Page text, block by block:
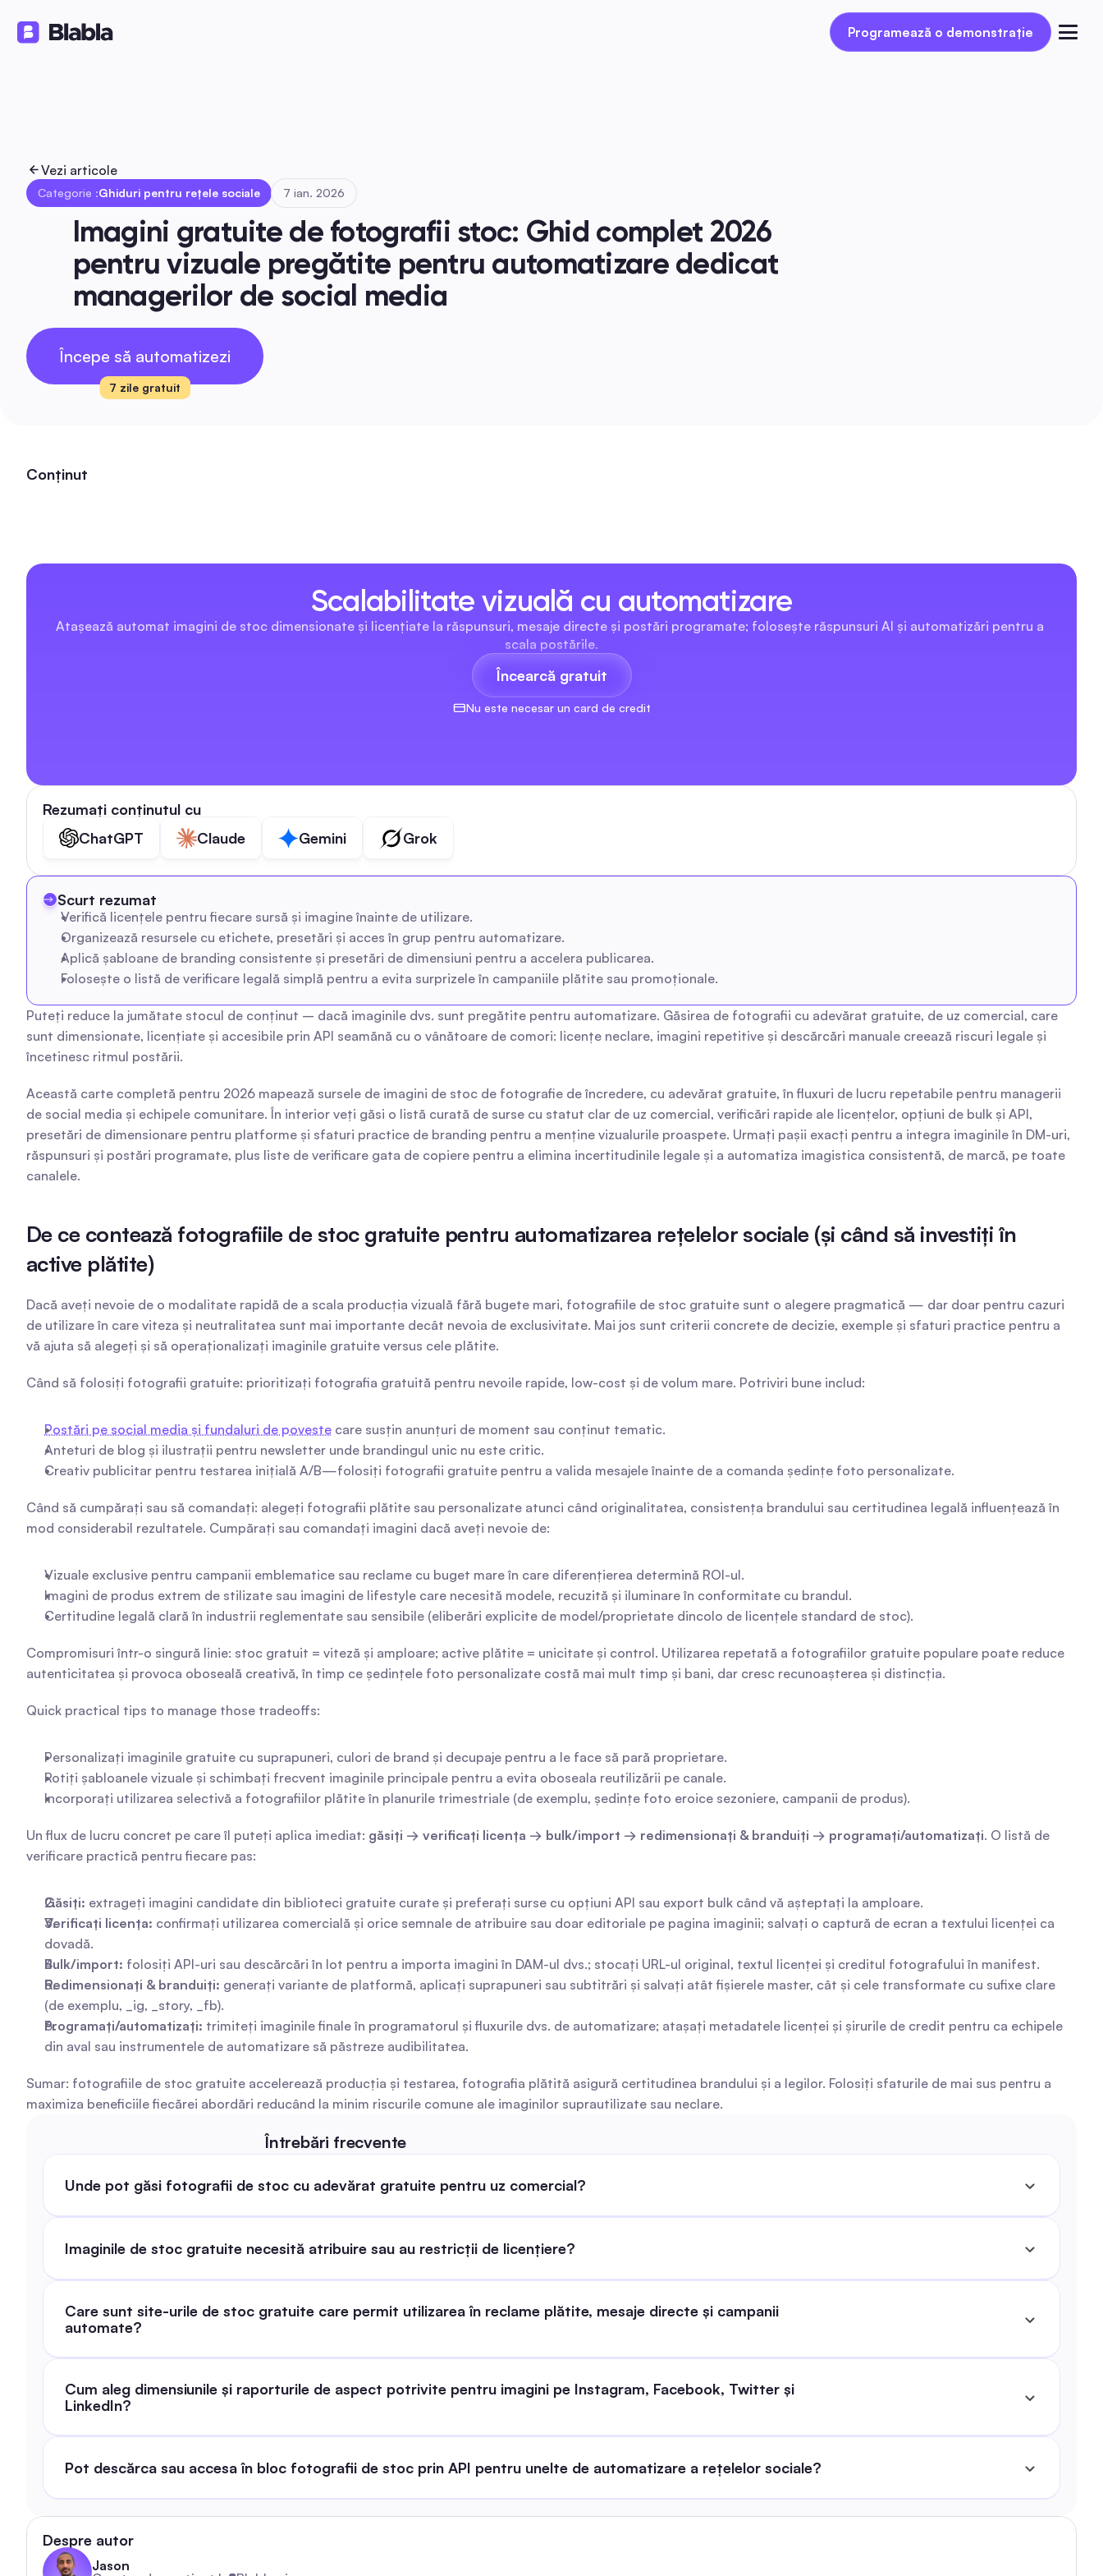
Programează o demonstrație
Programează o demonstrație
Vezi articole
Categorie :Ghiduri pentru rețele sociale 7 ian. 2026
Imagini gratuite de fotografii stoc: Ghid complet 2026
pentru vizuale pregătite pentru automatizare dedicat
managerilor de social media
Începe să automatizezi
7 zile gratuit
Conținut
Rezumați conținutul cu
ChatGPT
Claude Gemini Grok
Scurt rezumat
Verifică licențele pentru fiecare sursă și imagine înainte de utilizare.
Organizează resursele cu etichete, presetări și acces în grup pentru automatizare.
Aplică șabloane de branding consistente și presetări de dimensiuni pentru a accelera publicarea.
Folosește o listă de verificare legală simplă pentru a evita surprizele în campaniile plătite sau promoționale.
Puteți reduce la jumătate stocul de conținut – dacă imaginile dvs. sunt pregătite pentru automatizare. Găsirea de fotografii cu adevărat gratuite, de uz comercial, care
sunt dimensionate, licențiate și accesibile prin API seamănă cu o vânătoare de comori: licențe neclare, imagini repetitive și descărcări manuale creează riscuri legale și
încetinesc ritmul postării.
Această carte completă pentru 2026 mapează sursele de imagini de stoc de fotografie de încredere, cu adevărat gratuite, în fluxuri de lucru repetabile pentru managerii
de social media și echipele comunitare. În interior veți găsi o listă curată de surse cu statut clar de uz comercial, verificări rapide ale licențelor, opțiuni de bulk și API,
presetări de dimensionare pentru platforme și sfaturi practice de branding pentru a menține vizualurile proaspete. Urmați pașii exacți pentru a integra imaginile în DM-uri,
răspunsuri și postări programate, plus liste de verificare gata de copiere pentru a elimina incertitudinile legale și a automatiza imagistica consistentă, de marcă, pe toate
canalele.
De ce contează fotografiile de stoc gratuite pentru automatizarea rețelelor sociale (și când să investiți în
active plătite)
Dacă aveți nevoie de o modalitate rapidă de a scala producția vizuală fără bugete mari, fotografiile de stoc gratuite sunt o alegere pragmatică — dar doar pentru cazuri
de utilizare în care viteza și neutralitatea sunt mai importante decât nevoia de exclusivitate. Mai jos sunt criterii concrete de decizie, exemple și sfaturi practice pentru a
vă ajuta să alegeți și să operaționalizați imaginile gratuite versus cele plătite.
Când să folosiți fotografii gratuite: prioritizați fotografia gratuită pentru nevoile rapide, low-cost și de volum mare. Potriviri bune includ:
Postări pe social media și fundaluri de poveste care susțin anunțuri de moment sau conținut tematic.
Anteturi de blog și ilustrații pentru newsletter unde brandingul unic nu este critic.
Creativ publicitar pentru testarea inițială A/B—folosiți fotografii gratuite pentru a valida mesajele înainte de a comanda ședințe foto personalizate.
Când să cumpărați sau să comandați: alegeți fotografii plătite sau personalizate atunci când originalitatea, consistența brandului sau certitudinea legală influențează în
mod considerabil rezultatele. Cumpărați sau comandați imagini dacă aveți nevoie de:
Vizuale exclusive pentru campanii emblematice sau reclame cu buget mare în care diferențierea determină ROI-ul.
Imagini de produs extrem de stilizate sau imagini de lifestyle care necesită modele, recuzită și iluminare în conformitate cu brandul.
Certitudine legală clară în industrii reglementate sau sensibile (eliberări explicite de model/proprietate dincolo de licențele standard de stoc).
Compromisuri într-o singură linie: stoc gratuit = viteză și amploare; active plătite = unicitate și control. Utilizarea repetată a fotografiilor gratuite populare poate reduce
autenticitatea și provoca oboseală creativă, în timp ce ședințele foto personalizate costă mai mult timp și bani, dar cresc recunoașterea și distincția.
Quick practical tips to manage those tradeoffs:
Personalizați imaginile gratuite cu suprapuneri, culori de brand și decupaje pentru a le face să pară proprietare.
Rotiți șabloanele vizuale și schimbați frecvent imaginile principale pentru a evita oboseala reutilizării pe canale.
Incorporați utilizarea selectivă a fotografiilor plătite în planurile trimestriale (de exemplu, ședințe foto eroice sezoniere, campanii de produs).
Un flux de lucru concret pe care îl puteți aplica imediat: găsiți → verificați licența → bulk/import → redimensionați & branduiți → programați/automatizați. O listă de
verificare practică pentru fiecare pas:
Găsiți: extrageți imagini candidate din biblioteci gratuite curate și preferați surse cu opțiuni API sau export bulk când vă așteptați la amploare.
Verificați licența: confirmați utilizarea comercială și orice semnale de atribuire sau doar editoriale pe pagina imaginii; salvați o captură de ecran a textului licenței ca
dovadă.
Bulk/import: folosiți API-uri sau descărcări în lot pentru a importa imagini în DAM-ul dvs.; stocați URL-ul original, textul licenței și creditul fotografului în manifest.
Redimensionați & branduiți: generați variante de platformă, aplicați suprapuneri sau subtitrări și salvați atât fișierele master, cât și cele transformate cu sufixe clare
(de exemplu, _ig, _story, _fb).
Programați/automatizați: trimiteți imaginile finale în programatorul și fluxurile dvs. de automatizare; atașați metadatele licenței și șirurile de credit pentru ca echipele
din aval sau instrumentele de automatizare să păstreze audibilitatea.
Sumar: fotografiile de stoc gratuite accelerează producția și testarea, fotografia plătită asigură certitudinea brandului și a legilor. Folosiți sfaturile de mai sus pentru a
maximiza beneficiile fiecărei abordări reducând la minim riscurile comune ale imaginilor suprautilizate sau neclare.
Întrebări frecvente
Unde pot găsi fotografii de stoc cu adevărat gratuite pentru uz comercial?
Imaginile de stoc gratuite necesită atribuire sau au restricții de licențiere?
Care sunt site-urile de stoc gratuite care permit utilizarea în reclame plătite, mesaje directe și campanii
automate?
Cum aleg dimensiunile și raporturile de aspect potrivite pentru imagini pe Instagram, Facebook, Twitter și
LinkedIn?
Pot descărca sau accesa în bloc fotografii de stoc prin API pentru unelte de automatizare a rețelelor sociale?
Despre autor
Jason
Scalabilitate vizuală cu automatizare
Atașează automat imagini de stoc dimensionate și licențiate la răspunsuri, mesaje directe și postări programate; folosește răspunsuri AI și automatizări pentru a
scala postările.
Încearcă gratuit
Nu este necesar un card de credit